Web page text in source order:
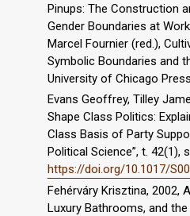
Pinups: The Construction
Gender Boundaries at
Marcel Fournier (red.),
Symbolic Boundaries and
University of Chicago
Evans Geoffrey, Tilley
Shape Class Politics:
Class Basis of Party
Political Science”, t. 42(1),
https://doi.org/10.1017/
Fehérváry Krisztina, 2002,
Luxury Bathrooms, and the